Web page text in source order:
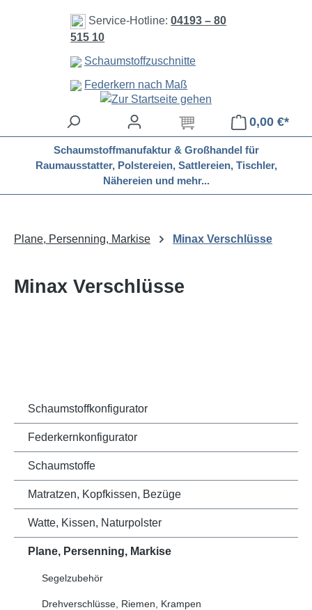
Zum Hauptinhalt springen
Service-Hotline:04193 – 80
515 10
Schaumstoffzuschnitte
Federkern nach Maß
0,00 €*
Schaumstoffmanufaktur & Großhandel für
Raumausstatter, Polstereien, Sattlereien, Tischler,
Nähereien und mehr...
Plane, Persenning, Markise Minax Verschlüsse
Minax Verschlüsse
Schaumstoffkonfigurator
Federkernkonfigurator
Schaumstoffe
Matratzen, Kopfkissen, Bezüge
Watte, Kissen, Naturpolster
Plane, Persenning, Markise
Segelzubehör
Drehverschlüsse, Riemen, Krampen